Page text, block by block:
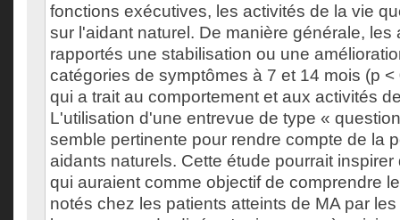
fonctions exécutives, les activités de la vie
sur l'aidant naturel. De manière générale, les
rapportés une stabilisation ou une
catégories de symptômes à 7 et 14 mois (p
qui a trait au comportement et aux activités
L'utilisation d'une entrevue de type «
semble pertinente pour rendre compte de la
aidants naturels. Cette étude pourrait
qui auraient comme objectif de comprendre
notés chez les patients atteints de MA par